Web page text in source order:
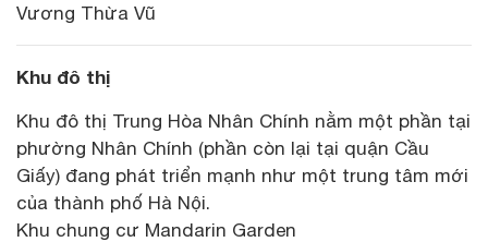
Vương Thừa Vũ
Khu đô thị
Khu đô thị Trung Hòa Nhân Chính nằm một phần tại
phường Nhân Chính (phần còn lại tại quận Cầu
Giấy) đang phát triển mạnh như một trung tâm mới
của thành phố Hà Nội.
Khu chung cư Mandarin Garden